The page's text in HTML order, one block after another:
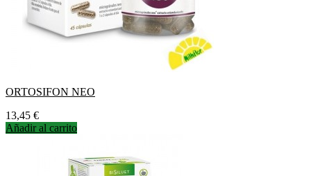
ORTOSIFON NEO
Precio
13,45 €
Añadir al carrito